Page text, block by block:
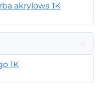
akrylowa 1K
−
1K